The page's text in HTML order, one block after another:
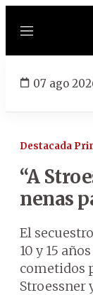
Menú
07 ago
Destacada
“A
nenas
El
10 y 15
cometidos
Stroessner